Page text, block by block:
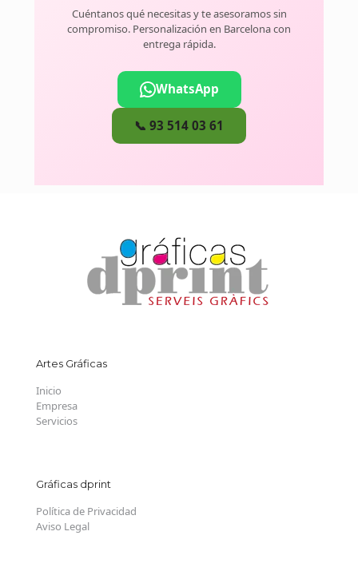
Cuéntanos qué necesitas y te asesoramos sin
compromiso. Personalización en Barcelona con
entrega rápida.
WhatsApp
📞 93 514 03 61
Artes Gráficas
Inicio
Empresa
Servicios
Gráficas dprint
Política de Privacidad
Aviso Legal